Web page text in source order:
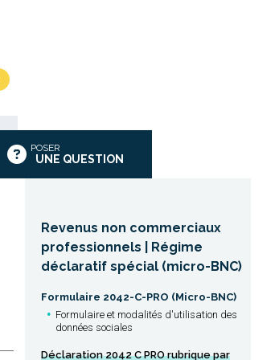
POSER
UNE QUESTION
Revenus non commerciaux
professionnels | Régime
déclaratif spécial (micro-BNC)
Formulaire 2042-C-PRO (Micro-BNC)
Formulaire et modalités d'utilisation des
données sociales
Déclaration 2042 C PRO rubrique par